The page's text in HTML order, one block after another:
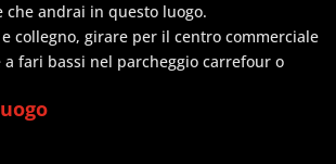
che andrai in questo luogo.
collegno, girare per il centro commerciale
a fari bassi nel parcheggio carrefour o